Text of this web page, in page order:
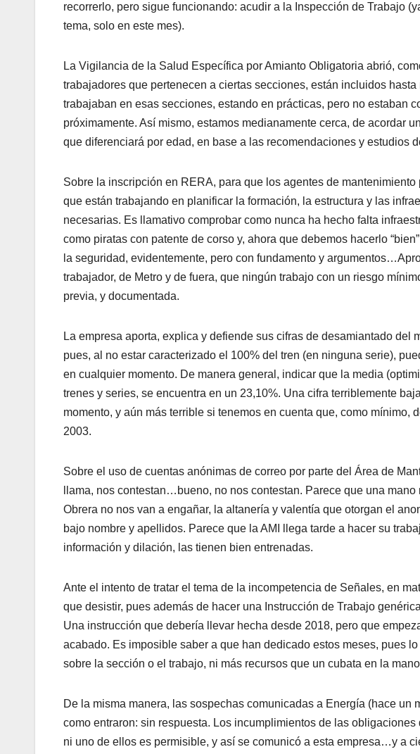
recorrerlo, pero sigue funcionando: acudir a la Inspección de Trabajo
tema, solo en este mes).
La Vigilancia de la Salud Específica por Amianto Obligatoria abrió,
trabajadores que pertenecen a ciertas secciones, están incluidos
trabajaban en esas secciones, estando en prácticas, pero no estaban
próximamente. Así mismo, estamos medianamente cerca, de acordar
que diferenciará por edad, en base a las recomendaciones y estudios
Sobre la inscripción en RERA, para que los agentes de
que están trabajando en planificar la formación, la estructura y las
necesarias. Es llamativo comprobar como nunca ha hecho falta
como piratas con patente de corso y, ahora que debemos hacerlo
la seguridad, evidentemente, pero con fundamento y
trabajador, de Metro y de fuera, que ningún trabajo con un riesgo
previa, y documentada.
La empresa aporta, explica y defiende sus cifras de desamiantado del
pues, al no estar caracterizado el 100% del tren (en ninguna serie),
en cualquier momento. De manera general, indicar que la media
trenes y series, se encuentra en un 23,10%. Una cifra terriblemente
momento, y aún más terrible si tenemos en cuenta que, como mínimo,
2003.
Sobre el uso de cuentas anónimas de correo por parte del Área de
llama, nos contestan…bueno, no nos contestan. Parece que una
Obrera no nos van a engañar, la altanería y valentía que otorgan el
bajo nombre y apellidos. Parece que la AMI llega tarde a hacer su
información y dilación, las tienen bien entrenadas.
Ante el intento de tratar el tema de la incompetencia de Señales, en
que desistir, pues además de hacer una Instrucción de Trabajo
Una instrucción que debería llevar hecha desde 2018, pero que
acabado. Es imposible saber a que han dedicado estos meses, pues
sobre la sección o el trabajo, ni más recursos que un cubata en la
De la misma manera, las sospechas comunicadas a Energía (hace un
como entraron: sin respuesta. Los incumplimientos de las
ni uno de ellos es permisible, y así se comunicó a esta empresa…y a